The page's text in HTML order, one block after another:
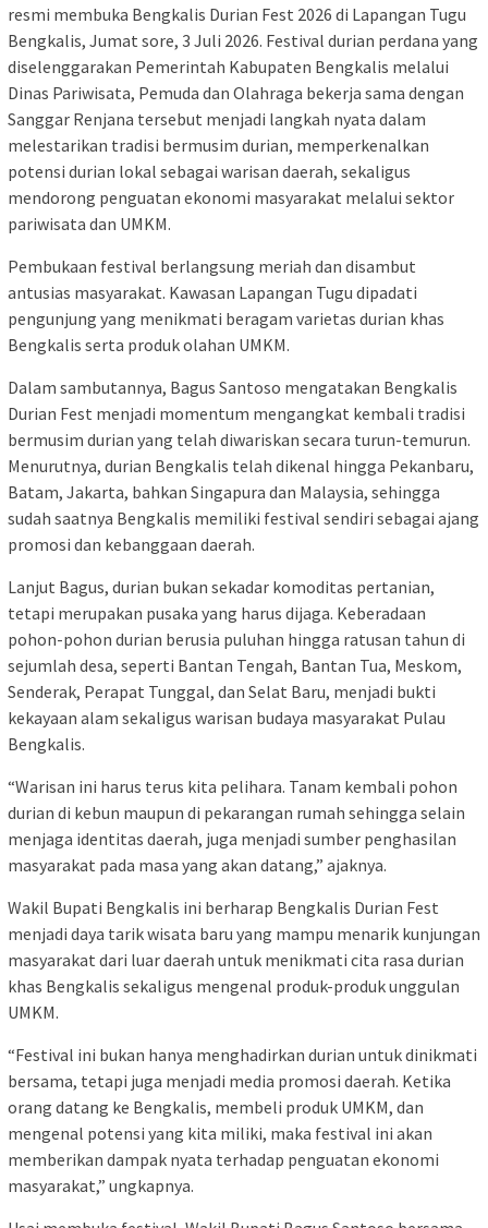
resmi membuka Bengkalis Durian Fest 2026 di Lapangan Tugu
Bengkalis, Jumat sore, 3 Juli 2026. Festival durian perdana yang
diselenggarakan Pemerintah Kabupaten Bengkalis melalui
Dinas Pariwisata, Pemuda dan Olahraga bekerja sama dengan
Sanggar Renjana tersebut menjadi langkah nyata dalam
melestarikan tradisi bermusim durian, memperkenalkan
potensi durian lokal sebagai warisan daerah, sekaligus
mendorong penguatan ekonomi masyarakat melalui sektor
pariwisata dan UMKM.
Pembukaan festival berlangsung meriah dan disambut
antusias masyarakat. Kawasan Lapangan Tugu dipadati
pengunjung yang menikmati beragam varietas durian khas
Bengkalis serta produk olahan UMKM.
Dalam sambutannya, Bagus Santoso mengatakan Bengkalis
Durian Fest menjadi momentum mengangkat kembali tradisi
bermusim durian yang telah diwariskan secara turun-temurun.
Menurutnya, durian Bengkalis telah dikenal hingga Pekanbaru,
Batam, Jakarta, bahkan Singapura dan Malaysia, sehingga
sudah saatnya Bengkalis memiliki festival sendiri sebagai ajang
promosi dan kebanggaan daerah.
Lanjut Bagus, durian bukan sekadar komoditas pertanian,
tetapi merupakan pusaka yang harus dijaga. Keberadaan
pohon-pohon durian berusia puluhan hingga ratusan tahun di
sejumlah desa, seperti Bantan Tengah, Bantan Tua, Meskom,
Senderak, Perapat Tunggal, dan Selat Baru, menjadi bukti
kekayaan alam sekaligus warisan budaya masyarakat Pulau
Bengkalis.
“Warisan ini harus terus kita pelihara. Tanam kembali pohon
durian di kebun maupun di pekarangan rumah sehingga selain
menjaga identitas daerah, juga menjadi sumber penghasilan
masyarakat pada masa yang akan datang,” ajaknya.
Wakil Bupati Bengkalis ini berharap Bengkalis Durian Fest
menjadi daya tarik wisata baru yang mampu menarik kunjungan
masyarakat dari luar daerah untuk menikmati cita rasa durian
khas Bengkalis sekaligus mengenal produk-produk unggulan
UMKM.
“Festival ini bukan hanya menghadirkan durian untuk dinikmati
bersama, tetapi juga menjadi media promosi daerah. Ketika
orang datang ke Bengkalis, membeli produk UMKM, dan
mengenal potensi yang kita miliki, maka festival ini akan
memberikan dampak nyata terhadap penguatan ekonomi
masyarakat,” ungkapnya.